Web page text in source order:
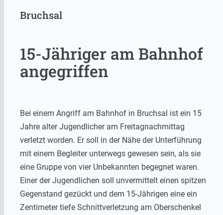
Bruchsal
15-Jähriger am Bahnhof
angegriffen
Bei einem Angriff am Bahnhof in Bruchsal ist ein 15
Jahre alter Jugendlicher am Freitagnachmittag
verletzt worden. Er soll in der Nähe der Unterführung
mit einem Begleiter unterwegs gewesen sein, als sie
eine Gruppe von vier Unbekannten begegnet waren.
Einer der Jugendlichen soll unvermittelt einen spitzen
Gegenstand gezückt und dem 15-Jährigen eine ein
Zentimeter tiefe Schnittverletzung am Oberschenkel